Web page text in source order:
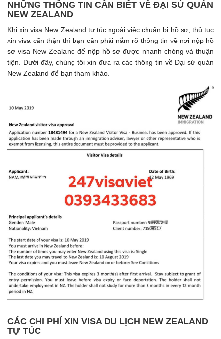
NHỮNG THÔNG TIN CẦN BIẾT VỀ ĐẠI SỨ QUÁN
NEW ZEALAND
Khi xin visa New Zealand tự túc ngoài việc chuẩn bị hồ sơ, thủ tục
xin visa cẩn thận thì bạn cần phải nắm rõ thông tin về nơi nộp hồ
sơ visa New Zealand để nộp hồ sơ được nhanh chóng và thuận
tiện. Dưới đây, chúng tôi xin đưa ra các thông tin về Đại sứ quán
New Zealand để bạn tham khảo.
CÁC CHI PHÍ XIN VISA DU LỊCH NEW ZEALAND
TỰ TÚC